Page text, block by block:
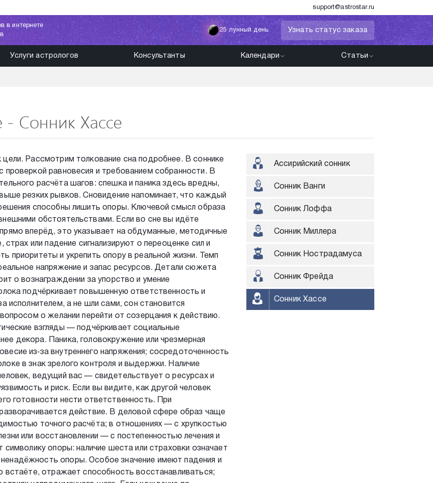
support@astrostar.ru
в интернете
25 лунный день Узнать статус заказа
Услуги астрологов Консультанты Календари Статьи
Сонник Хассе
Рассмотрим толкование сна подробнее. В соннике
равновесия и требованием собранности. В
расчёта шагов: спешка и паника здесь вредны,
резких рывков. Сновидение напоминает, что каждый
способны лишить опоры. Ключевой смысл образа
обстоятельствами. Если во сне вы идёте
вперёд, это указывает на обдуманные, методичные
или падение сигнализируют о переоценке сил и
приоритеты и укрепить опору в реальной жизни. Темп
напряжение и запас ресурсов. Детали сюжета
о вознаграждении за упорство и умение
подчёркивает повышенную ответственность и
исполнителем, а не шли сами, сон становится
о желании перейти от созерцания к действию.
взгляды — подчёркивает социальные
декора. Паника, головокружение или чрезмерная
из‑за внутреннего напряжения; сосредоточенность
в знак зрелого контроля и выдержки. Наличие
ведущий вас — свидетельствует о ресурсах и
и риск. Если вы видите, как другой человек
готовности нести ответственность. При
действие. В деловой сфере образ чаще
точного расчёта; в отношениях — с хрупкостью
или восстановлении — с постепенностью лечения и
опоры: наличие шеста или страховки означает
опоры. Особое значение имеют падения и
отражает способность восстанавливаться;
Ассирийский сонник
Сонник Ванги
Сонник Лоффа
Сонник Миллера
Сонник Нострадамуса
Сонник Фрейда
Сонник Хассе